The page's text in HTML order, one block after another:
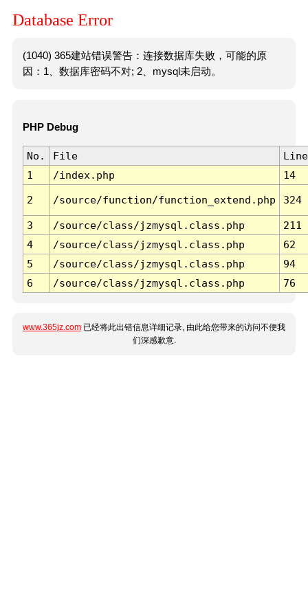
Database Error
(1040) 365建站错误警告：连接数据库失败，可能的原
因：1、数据库密码不对; 2、mysql未启动。
PHP Debug
No. File
Line
1
/index.php 14
2 /source/function/function_extend.php 324
3 /source/class/jzmysql.class.php
211
4
/source/class/jzmysql.class.php
62
5
/source/class/jzmysql.class.php
94
6
/source/class/jzmysql.class.php 76
www.365jz.com 已经将此出错信息详细记录, 由此给您带来的访问不便我
们深感歉意.